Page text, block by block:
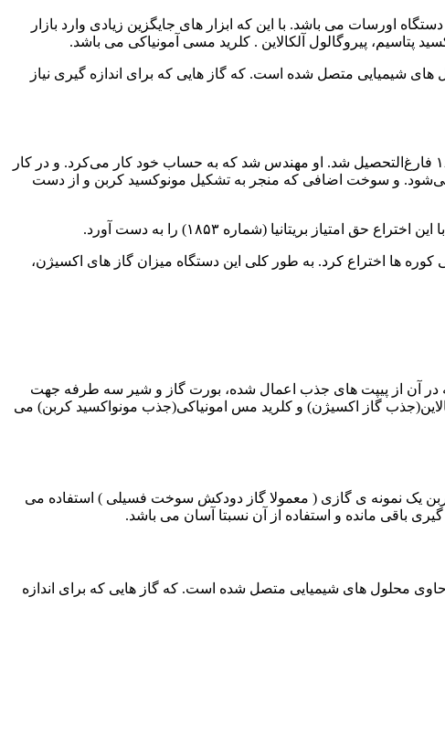
اورسات می باشد. با این که ابزار های جایگزین زیادی وارد بازار
پیروگالول آلکالاین . کلرید مسی آمونیاکی می باشد.
شیمیایی متصل شده است. که گاز هایی که برای اندازه گیری نیاز
لویی هنگیست اورسات در پاریس متولد شد. پدرش یک تولید کننده مواد شیمیایی بود. لویی وارد دانشکده پلی‌تکنیک شده و در سال ۱۸۵۵ فارغ‌التحصیل شد. او مهندس شد که به حساب خود کار می‌کرد. و در کار
می‌شود. و سوخت اضافی که منجر به تشکیل مونوکسید کربن و از دست
بریتانیا (شماره ۱۸۵۳) را به دست آورد.
گازهای خروجی کوره ها اختراع کرد. به طور کلی این دستگاه میزان گاز های اکسیژن،
در آن از پیپت های جذب اعمال شده، بورت گاز و شیر سه طرفه جهت
گاز اکسیژن) و کلرید مس امونیاکی(جذب مونواکسید کربن) می
کربن یک نمونه ی گازی ( معمولا گاز دودکش سوخت فسیلی ) استفاده می
باقی مانده و استفاده از آن نسبتا آسان می باشد.
محلول های شیمیایی متصل شده است. که گاز هایی که برای اندازه